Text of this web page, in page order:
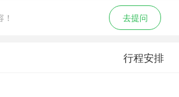
去提问
行程安排